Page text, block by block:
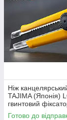
Ніж
TAJIMA (Японія)
гвинтовий
Готово до